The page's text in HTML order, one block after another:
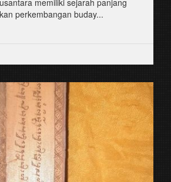
perkembangan buday...